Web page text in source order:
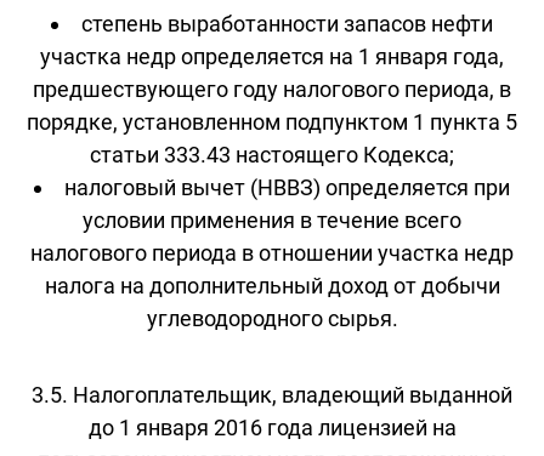
степень выработанности запасов нефти
участка недр определяется на 1 января года,
предшествующего году налогового периода, в
порядке, установленном подпунктом 1 пункта 5
статьи 333.43 настоящего Кодекса;
налоговый вычет (НВВЗ) определяется при
условии применения в течение всего
налогового периода в отношении участка недр
налога на дополнительный доход от добычи
углеводородного сырья.
3.5. Налогоплательщик, владеющий выданной
до 1 января 2016 года лицензией на